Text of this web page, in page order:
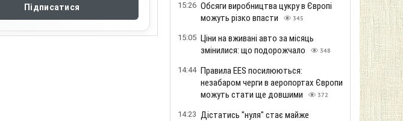
Підписатися 15:26 Обсяги виробництва цукру в Європі
можуть різко впасти
345
15:05 Ціни на вживані авто за місяць
змінилися: що подорожчало
348
14:44 Правила EES посилюються:
незабаром черги в аеропортах Європи
можуть стати ще довшими
372
14:23 Дістатись "нуля" стає майже